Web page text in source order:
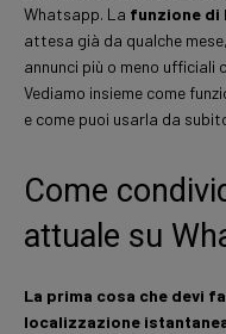
Whatsapp. La funzione di
attesa già da qualche
annunci più o meno ufficiali
Vediamo insieme come
e come puoi usarla da
Come
attuale su
La prima cosa che devi
localizzazione